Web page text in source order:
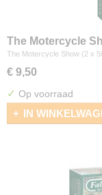
The Motercycle
The Motercycle Show (2 x
€ 9,50
✓ Op voorraad
IN